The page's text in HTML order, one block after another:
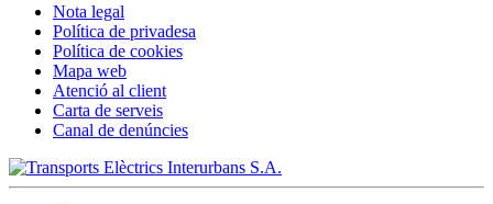
Nota legal
Política de privadesa
Política de cookies
Mapa web
Atenció al client
Carta de serveis
Canal de denúncies